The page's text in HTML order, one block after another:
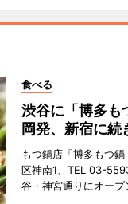
食べる
渋谷に「博多
岡発、新宿に続
もつ鍋店「博多もつ
区神南1、TEL 03-
谷・神宮通りにオープ